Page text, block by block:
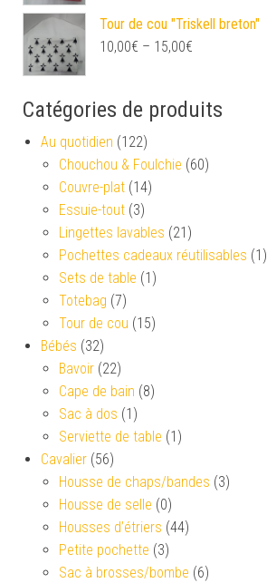
Tour de cou "Triskell breton"
10,00€ – 15,00€
Catégories de produits
Au quotidien (122)
Chouchou & Foulchie (60)
Couvre-plat (14)
Essuie-tout (3)
Lingettes lavables (21)
Pochettes cadeaux réutilisables (1)
Sets de table (1)
Totebag (7)
Tour de cou (15)
Bébés (32)
Bavoir (22)
Cape de bain (8)
Sac à dos (1)
Serviette de table (1)
Cavalier (56)
Housse de chaps/bandes (3)
Housse de selle (0)
Housses d’étriers (44)
Petite pochette (3)
Sac à brosses/bombe (6)